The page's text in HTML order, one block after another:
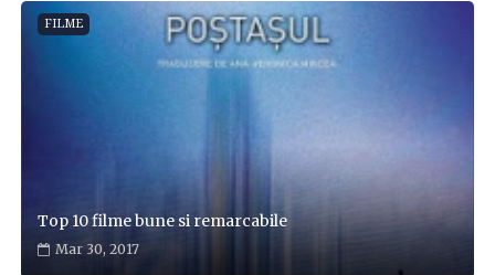
FILME
Top 10 filme bune si remarcabile
Mar 30, 2017